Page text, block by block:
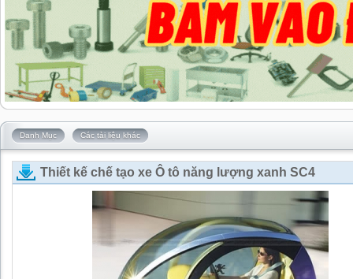
Danh Mục Các tài liệu khác
Thiết kế chế tạo xe Ô tô năng lượng xanh SC4